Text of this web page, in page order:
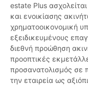
estate Plus
και ενοικίασης
χρηματοοικονομική
εξειδικευμένους
διεθνή προώθηση
προοπτικές
προσανατολισμός σε
την εταιρεία ως